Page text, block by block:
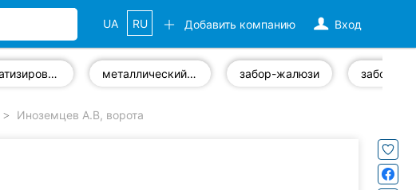
Вход
Добавить компанию
UA RU
автоматизированные ворота металлический забор забор-жалюзи забор из
Иноземцев А.В, ворота